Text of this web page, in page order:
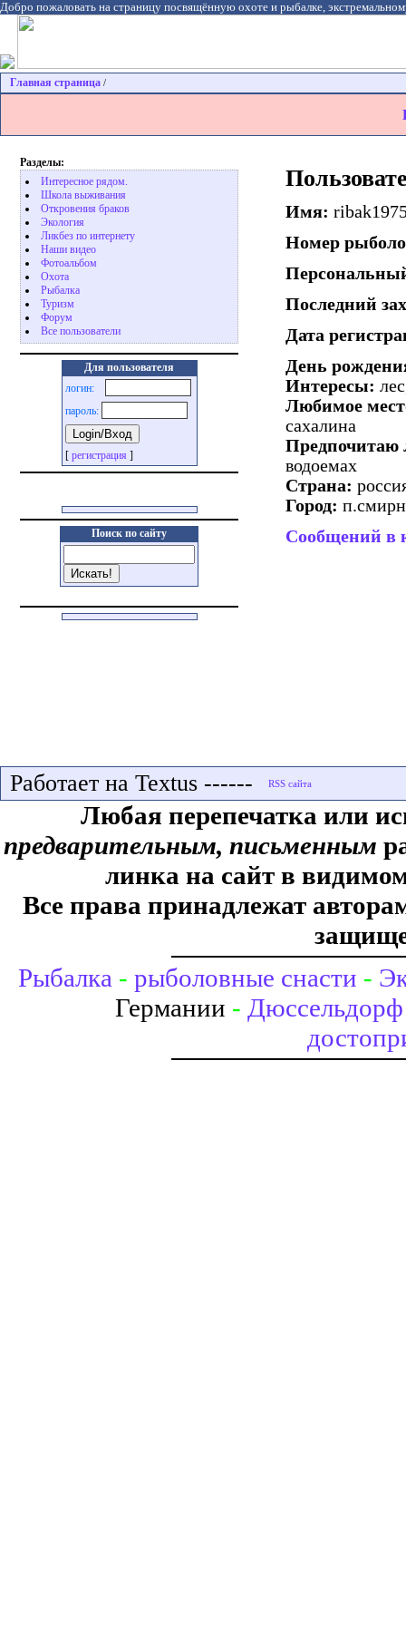
Добро пожаловать на страницу посвящённую охоте и рыбалке,
Главная страница /
Разделы:
Интересное рядом.
Школа выживания
Откровения браков
Экология
Ликбез по интернету
Наши видео
Фотоальбом
Охота
Pыбалка
Туризм
Форум
Все пользователи
Для пользователя
логин:
пароль:
[ регистрация ]
Поиск по сайту
Имя:
Номер
Последний
Дата
День
Интересы:
Любимое
сахалина
Предпочитаю
водоемах
Страна:
Город:
Сообщений в
Работает на Textus ------
Любая перепечатка или
предварительным, письменным
линка на сайт в
Все права принадлежат
Рыбалка - рыболовные снасти -
Германии - Дюссельдорф